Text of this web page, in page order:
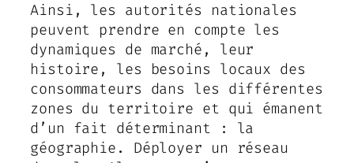
Ainsi, les autorités nationales
peuvent prendre en compte les
dynamiques de marché, leur
histoire, les besoins locaux des
consommateurs dans les différentes
zones du territoire et qui émanent
d’un fait déterminant : la
géographie. Déployer un réseau